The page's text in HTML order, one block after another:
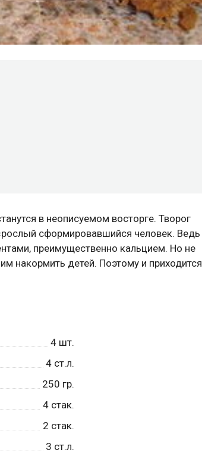
в неописуемом восторге. Творог
сформировавшийся человек. Ведь
преимущественно кальцием. Но не
накормить детей. Поэтому и приходится
4шт.
4ст.л.
250 гр.
4стак.
2 стак.
3 ст.л.